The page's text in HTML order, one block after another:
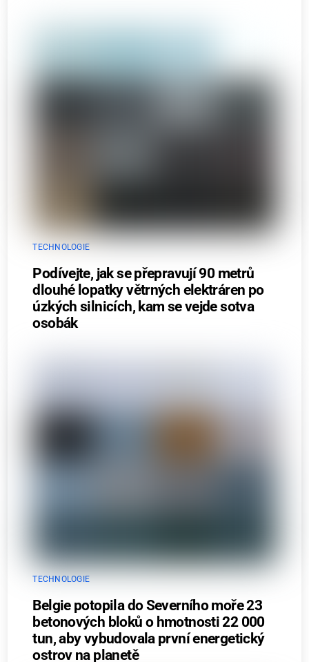
TECHNOLOGIE
Podívejte, jak se přepravují 90 metrů
dlouhé lopatky větrných elektráren po
úzkých silnicích, kam se vejde sotva
osobák
TECHNOLOGIE
Belgie potopila do Severního moře 23
betonových bloků o hmotnosti 22 000
tun, aby vybudovala první energetický
ostrov na planetě